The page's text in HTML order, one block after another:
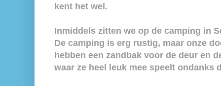
kent het wel.
Inmiddels zitten we op de camping in
De camping is erg rustig, maar onze
hebben een zandbak voor de deur en
waar ze heel leuk mee speelt ondanks